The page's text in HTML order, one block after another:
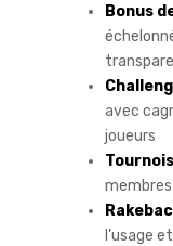
Bonus
avec
joueurs
l’usage